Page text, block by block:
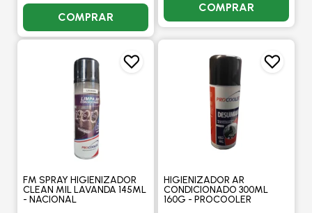
COMPRAR
COMPRAR
FM SPRAY HIGIENIZADOR
CLEAN MIL LAVANDA 145ML
- NACIONAL
HIGIENIZADOR AR
CONDICIONADO 300ML
160G - PROCOOLER